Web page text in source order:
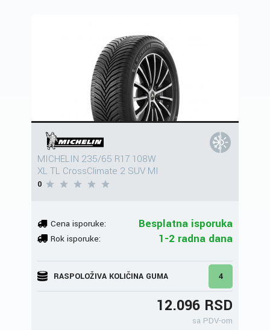
MICHELIN 235/65 R17 108W
XL TL CrossClimate 2 SUV MI
0
Cena isporuke: Besplatna isporuka
Rok isporuke: 1-2 radna dana
RASPOLOŽIVA KOLIČINA GUMA 4
12.096 RSD
sa PDV-om